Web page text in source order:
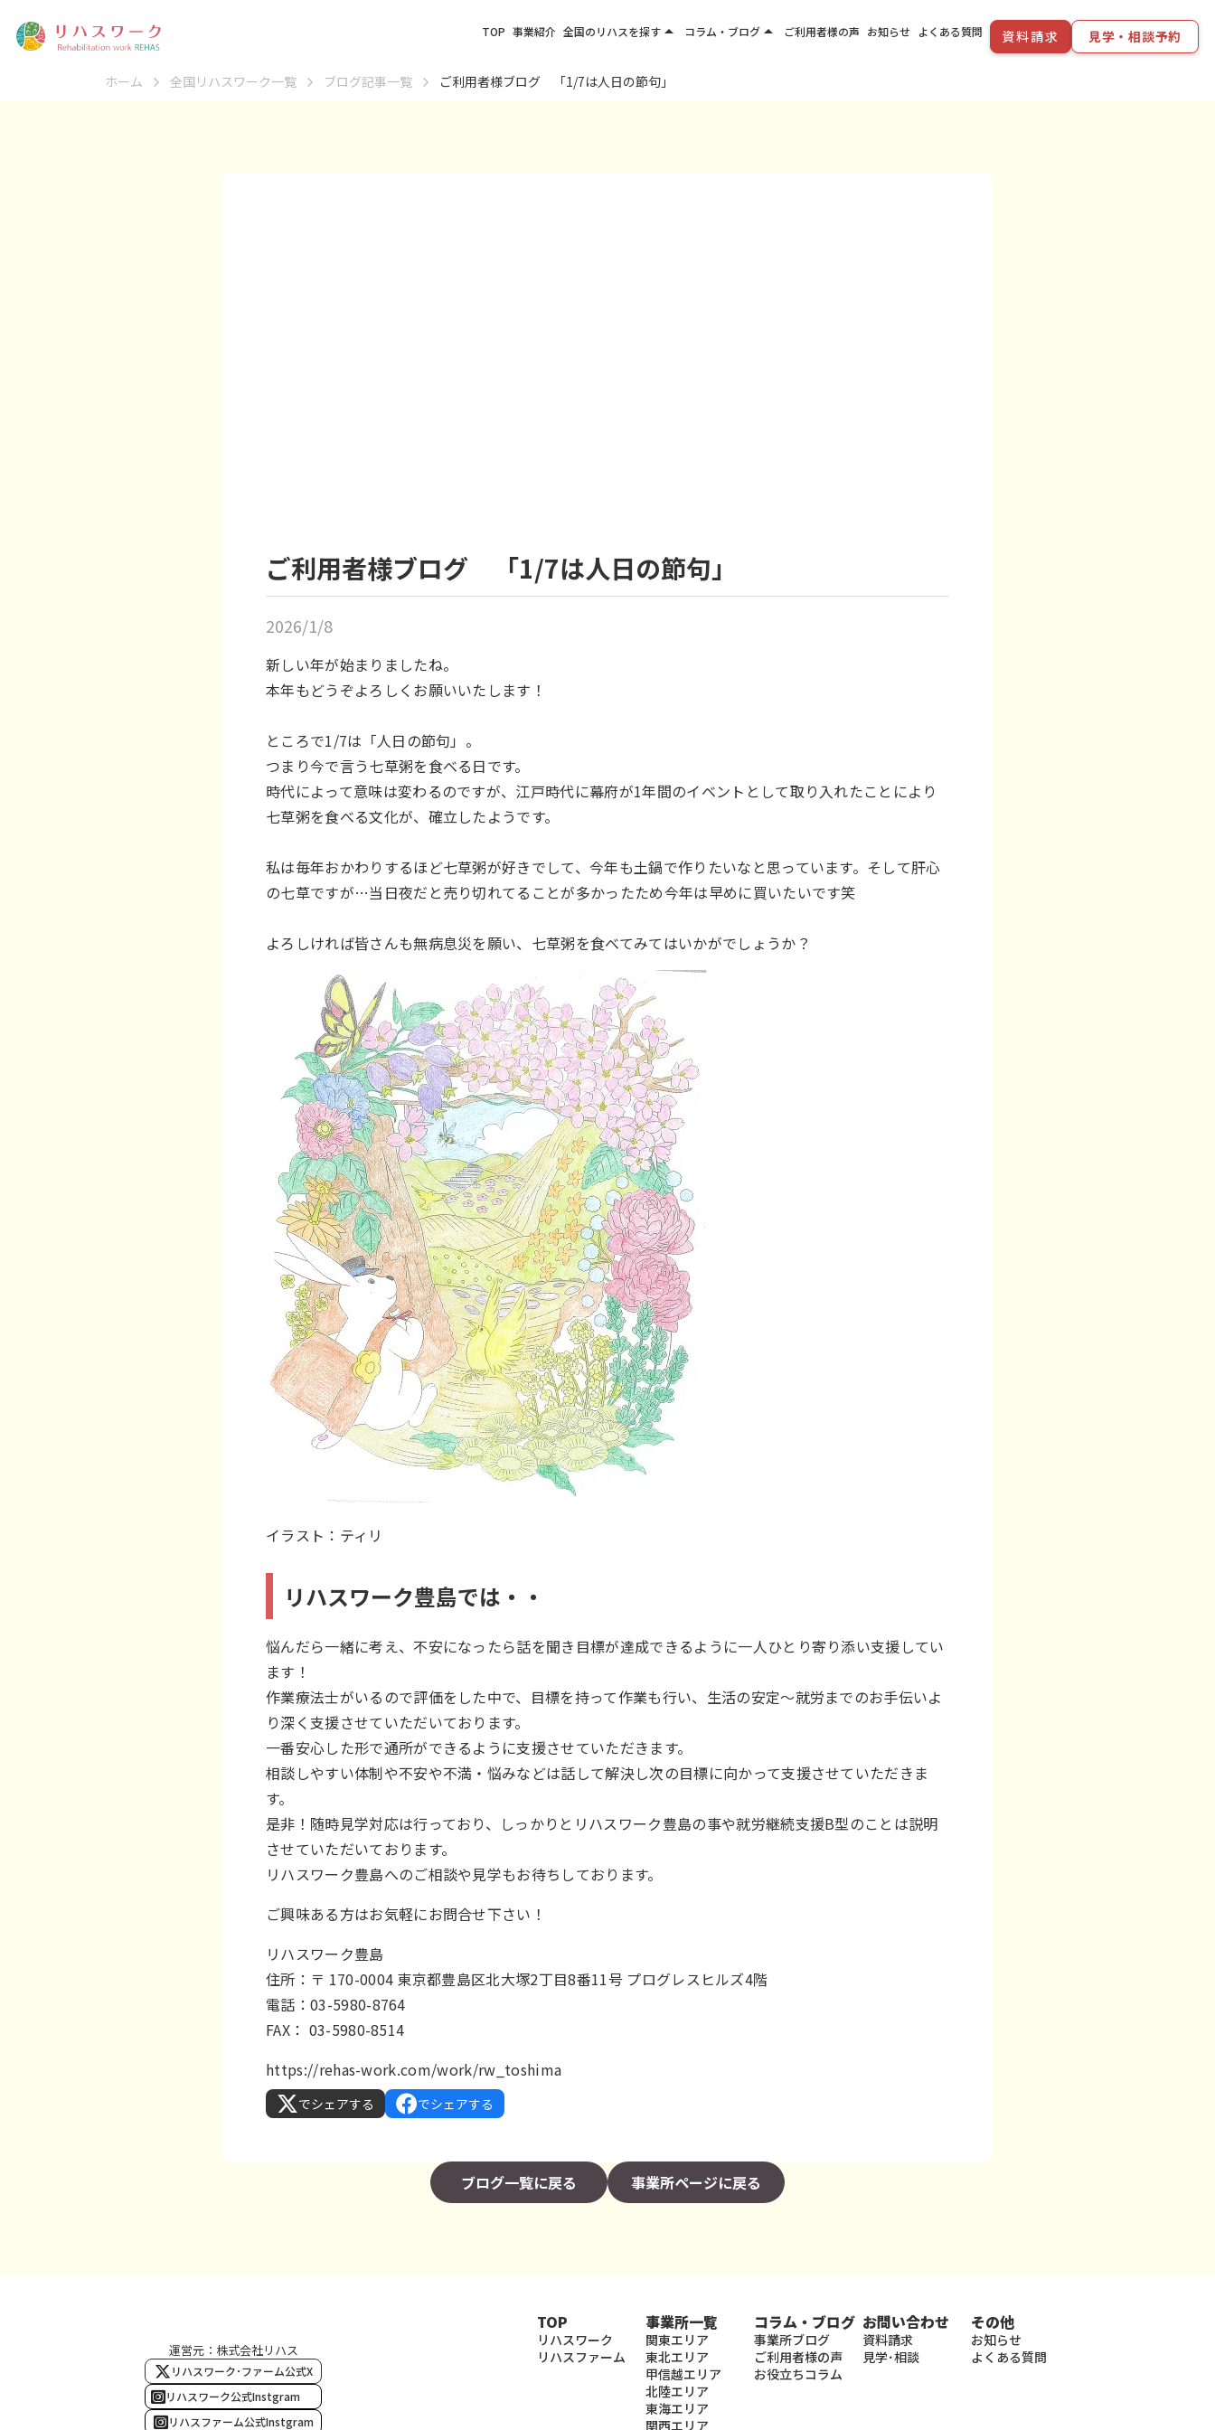
ホーム 全国リハスワーク一覧 ブログ記事一覧 ご利用者様ブログ 「1/7は人日の節句」
ご利用者様ブログ 「1/7は人日の節句」
2026/1/8
新しい年が始まりましたね。
本年もどうぞよろしくお願いいたします！
ところで1/7は「人日の節句」。
つまり今で言う七草粥を食べる日です。
時代によって意味は変わるのですが、江戸時代に幕府が1年間のイベントとして取り入れたことにより
七草粥を食べる文化が、確立したようです。
私は毎年おかわりするほど七草粥が好きでして、今年も土鍋で作りたいなと思っています。そして肝心
の七草ですが…当日夜だと売り切れてることが多かったため今年は早めに買いたいです笑
よろしければ皆さんも無病息災を願い、七草粥を食べてみてはいかがでしょうか？
イラスト：ティリ
リハスワーク豊島では・・
悩んだら一緒に考え、不安になったら話を聞き目標が達成できるように一人ひとり寄り添い支援してい
ます！
作業療法士がいるので評価をした中で、目標を持って作業も行い、生活の安定～就労までのお手伝いよ
り深く支援させていただいております。
一番安心した形で通所ができるように支援させていただきます。
相談しやすい体制や不安や不満・悩みなどは話して解決し次の目標に向かって支援させていただきま
す。
是非！随時見学対応は行っており、しっかりとリハスワーク豊島の事や就労継続支援B型のことは説明
させていただいております。
リハスワーク豊島へのご相談や見学もお待ちしております。
ご興味ある方はお気軽にお問合せ下さい！
リハスワーク豊島
住所：〒 170-0004 東京都豊島区北大塚2丁目8番11号 プログレスヒルズ4階
電話：03-5980-8764
FAX： 03-5980-8514
https://rehas-work.com/work/rw_toshima
でシェアする でシェアする
ブログ一覧に戻る 事業所ページに戻る
TOP 事業紹介 全国のリハスを探すarrow_drop_up
東北エリア
コラム・ブログarrow_drop_up ご利用者様の声 お知らせ よくある質問 資料請求 見学・相談予約
運営元：株式会社リハス
リハスワーク･ファーム公式X
リハスワーク公式Instgram
リハスファーム公式Instgram
TOP
リハスワーク
リハスファーム
事業所一覧
関東エリア
東北エリア
甲信越エリア
北陸エリア
東海エリア
関西エリア
コラム・ブログ
事業所ブログ
ご利用者様の声
お役立ちコラム
お問い合わせ
資料請求
見学･相談
その他
お知らせ
よくある質問